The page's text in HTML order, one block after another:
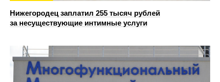
Нижегородец заплатил 255 тысяч рублей
за несуществующие интимные услуги